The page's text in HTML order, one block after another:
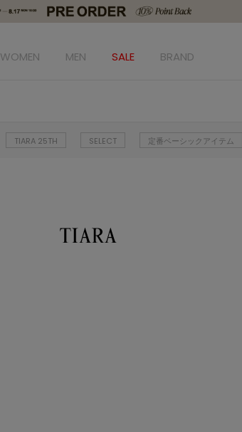
WOMEN MEN SALE BRAND
TIARA 25TH SELECT 定番ベーシックアイテム